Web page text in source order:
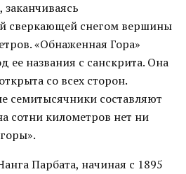
сверкающей снегом вершины
«Обнаженная Гора»
ее названия с санскрита. Она
со всех сторон.
семитысячники составляют
сотни километров нет ни
Парбата, начиная с 1895